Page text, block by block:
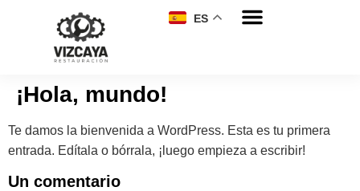
ES
¡Hola, mundo!
Te damos la bienvenida a WordPress. Esta es tu primera
entrada. Edítala o bórrala, ¡luego empieza a escribir!
Un comentario